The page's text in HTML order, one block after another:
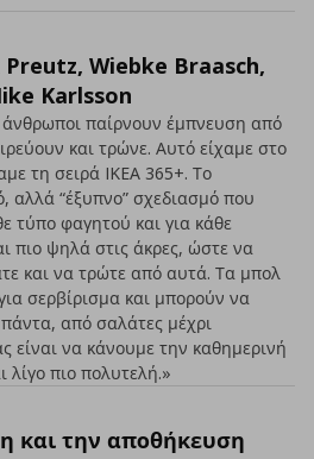
Wiebke Braasch,
Karlsson
παίρνουν έμπνευση από
και τρώνε. Αυτό είχαμε στο
τη σειρά IKEA 365+. Το
αλλά “έξυπνο” σχεδιασμό που
τύπο φαγητού και για κάθε
πιο ψηλά στις άκρες, ώστε να
και να τρώτε από αυτά. Τα μπολ
σερβίρισμα και μπορούν να
από σαλάτες μέχρι
είναι να κάνουμε την καθημερινή
λίγο πιο πολυτελή.»
και την αποθήκευση